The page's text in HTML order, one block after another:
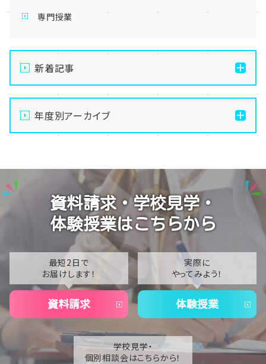
専門授業
新着記事
【宇都宮】手先を動かして無心になる🧶最高のデジタル
デトックス、はじめませんか？
【宇都宮】生徒会夏祭りを開催しました✨～第二段～
【宇都宮】校舎閉鎖期間のお知らせ🍉🌻
【宇都宮】推し活ネイルも楽しんじゃいます✊💕
年度別アーカイブ
2025
2024
資料請求・学校見学・
体験授業はこちらから
最短2日で
お届けします！
資料請求
実際に
やってみよう！
体験授業
学校見学・
個別相談会はこちらから！